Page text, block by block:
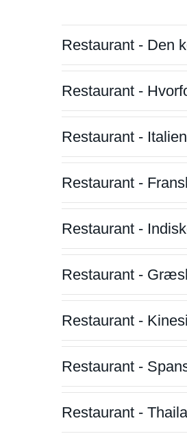
Restaurant - Den
Restaurant -
Restaurant -
Restaurant -
Restaurant -
Restaurant -
Restaurant -
Restaurant -
Restaurant -